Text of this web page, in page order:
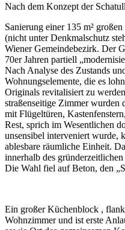
Nach dem Konzept der
Sanierung einer 135 m²
(nicht unter Denkmalschutz
Wiener Gemeindebezirk. Der
70er Jahren partiell
Nach Analyse des Zustands
Wohnungselemente, die es
Originals revitalisiert zu
straßenseitige Zimmer wurden
mit Flügeltüren,
Rest, sprich im Wesentlichen
unsensibel interveniert wurde,
ablesbare räumliche Einheit.
innerhalb des
Die Wahl fiel auf Beton, den
Ein großer Küchenblock ,
Wohnzimmer und ist erste